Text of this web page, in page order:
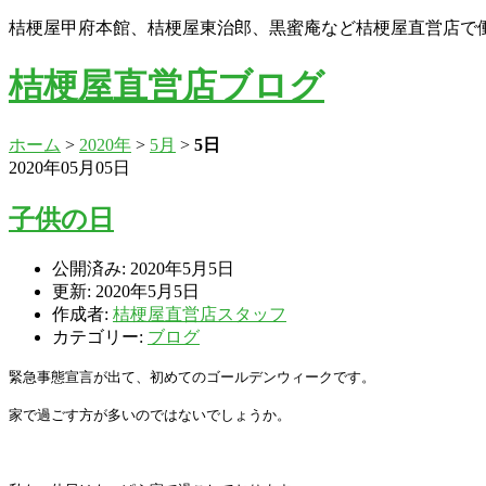
桔梗屋甲府本館、桔梗屋東治郎、黒蜜庵など桔梗屋直営店で
桔梗屋直営店ブログ
ホーム > 2020年 > 5月 > 5日
2020年05月05日
子供の日
公開済み: 2020年5月5日
更新: 2020年5月5日
作成者: 桔梗屋直営店スタッフ
カテゴリー: ブログ
緊急事態宣言が出て、初めてのゴールデンウィークです。
家で過ごす方が多いのではないでしょうか。